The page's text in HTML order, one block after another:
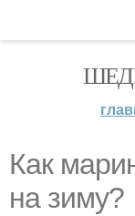
Как
на зиму?